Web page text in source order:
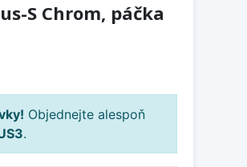
S Chrom, páčka
Objednejte alespoň
.